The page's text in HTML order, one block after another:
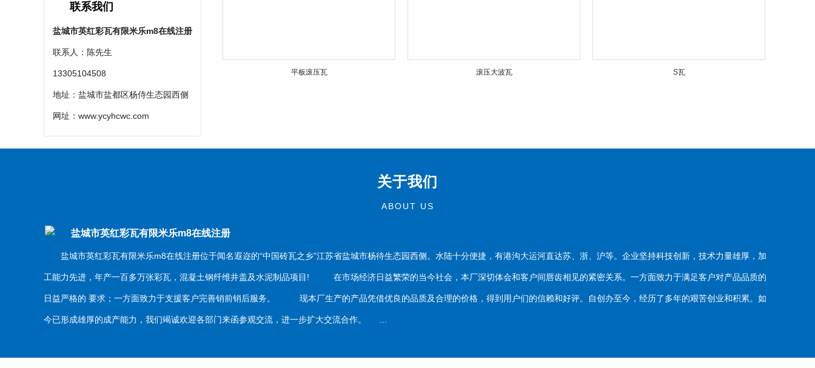
联系我们
盐城市英红彩瓦有限米乐m8在线注册
联系人：陈先生
13305104508
地址：盐城市盐都区杨侍生态园西侧
网址： www.ycyhcwc.com
平板滚压瓦 滚压大波瓦 S瓦
关于我们
ABOUT US
盐城市英红彩瓦有限米乐m8在线注册
盐城市英红彩瓦有限米乐m8在线注册位于闻名遐迩的“中国砖瓦之乡”江苏省盐城市杨待生态园西侧。水陆十分便捷，有港沟大运河直达苏、浙、沪等。企业坚持科技创新，技术力量雄厚，加
工能力先进，年产一百多万张彩瓦，混凝土钢纤维井盖及水泥制品项目! 在市场经济日益繁荣的当今社会，本厂深切体会和客户间唇齿相见的紧密关系。一方面致力于满足客户对产品品质的
日益严格的 要求；一方面致力于支援客户完善销前销后服务。 现本厂生产的产品凭借优良的品质及合理的价格，得到用户们的信赖和好评。自创办至今，经历了多年的艰苦创业和积累。如
今已形成雄厚的成产能力，我们竭诚欢迎各部门来函参观交流，进一步扩大交流合作。 ...